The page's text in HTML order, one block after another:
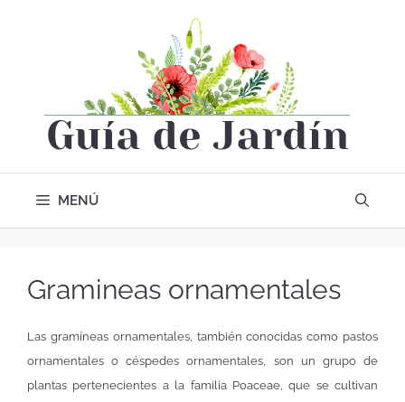
MENÚ
Gramineas ornamentales
Las gramíneas ornamentales, también conocidas como pastos
ornamentales o céspedes ornamentales, son un grupo de
plantas pertenecientes a la familia Poaceae, que se cultivan